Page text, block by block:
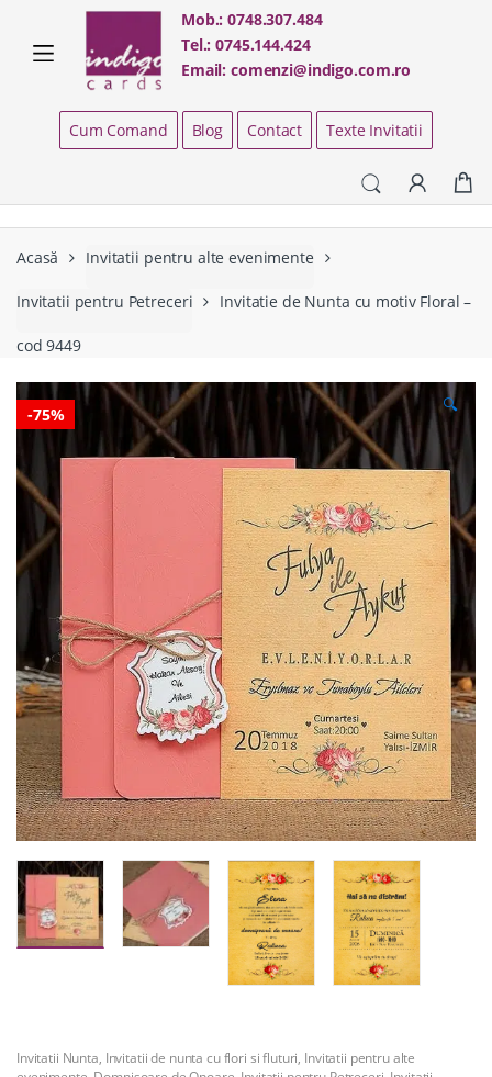
navigation
content
Mob.:0748.307.484
Tel.:0745.144.424
Email:comenzi@indigo.com.ro
Cum Comand Blog Contact Texte Invitatii
Acasă Invitatii pentru alte evenimente
Invitatii pentru Petreceri Invitatie de Nunta cu motiv Floral –
cod 9449
-75% 🔍
Invitatii Nunta, Invitatii de nunta cu flori si fluturi, Invitatii pentru alte